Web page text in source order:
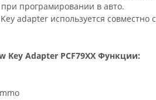
програмировании в авто.
Key adapter используется совместно с
Key Adapter PCF79XX Функции: